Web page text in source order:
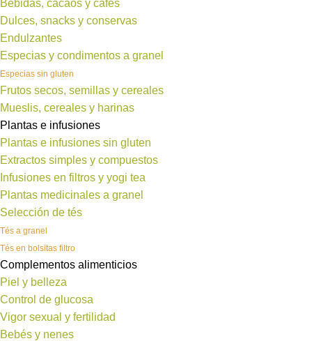
Bebidas, cacaos y cafés
Dulces, snacks y conservas
Endulzantes
Especias y condimentos a granel
Especias sin gluten
Frutos secos, semillas y cereales
Mueslis, cereales y harinas
Plantas e infusiones
Plantas e infusiones sin gluten
Extractos simples y compuestos
Infusiones en filtros y yogi tea
Plantas medicinales a granel
Selección de tés
Tés a granel
Tés en bolsitas filtro
Complementos alimenticios
Piel y belleza
Control de glucosa
Vigor sexual y fertilidad
Bebés y nenes